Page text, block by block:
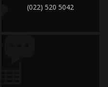
(022) 520 5042